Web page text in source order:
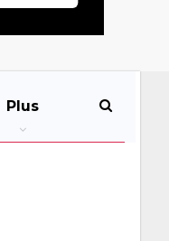
Plus